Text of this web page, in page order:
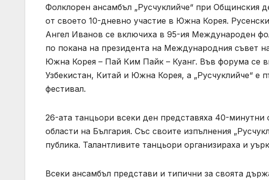
Фолклорен ансамбъл „Русчуклийче“ при Общинския
от своето 10-дневно участие в Южна Корея.
Ангел Иванов се включиха в 95-ия Международен
по покана на президента на Международния съвет
Южна Корея – Пай Ким Пайк – Куанг. Във форума се
Узбекистан, Китай и Южна Корея, а „Русчуклийче“ е
фестивал.
26-ата танцьори всеки ден представяха 40-минутни
области на България. Със своите изпълнения
публика. Талантливите танцьори организираха и
Всеки ансамбъл представи и типични за своята